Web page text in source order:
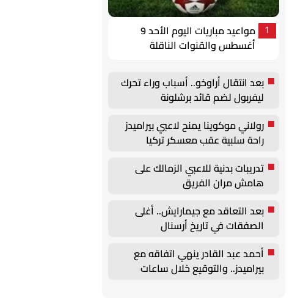
1
مواعيد مباريات اليوم الأحد 9
أغسطس والقنوات الناقلة
بعد انتقال أراوخو.. أسباب وراء تحرك
ليفربول لضم قائد برشلونة
رولاني موكوينا يمنح لاعبي بيراميدز
راحة سلبية عقب معسكر تركيا
تدريبات بدنية للاعبي الزمالك على
هامش مران الفريق
بعد التعاقد مع جيمارايش.. أغلى
الصفقات في تاريخ أرسنال
أحمد عبد القادر ينهي اتفاقه مع
بيراميدز.. والتوقيع خلال ساعات